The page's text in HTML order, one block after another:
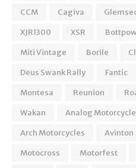
CCM
Cagiva
XJR1300
XSR
Miti Vintage
Borile
Deus Swank Rally
Fantic
Montesa
Reunion
Wakan
Analog
Arch Motorcycles
Avinton
Motocross
Motorfest